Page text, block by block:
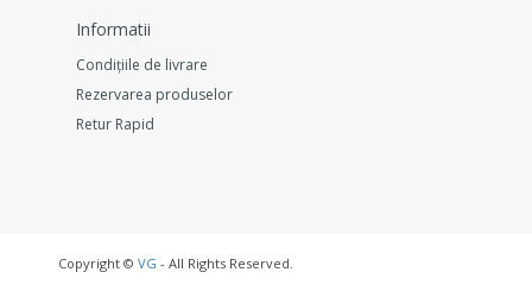
Informatii
Condițiile de livrare
Rezervarea produselor
Retur Rapid
Copyright © VG - All Rights Reserved.